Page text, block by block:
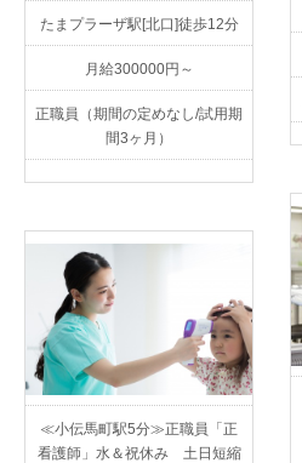
たまプラーザ駅[北口]徒歩12分
月給300000円～
正職員（期間の定めなし/試用期
間3ヶ月）
≪小伝馬町駅5分≫正職員「正
看護師」水＆祝休み 土日短縮